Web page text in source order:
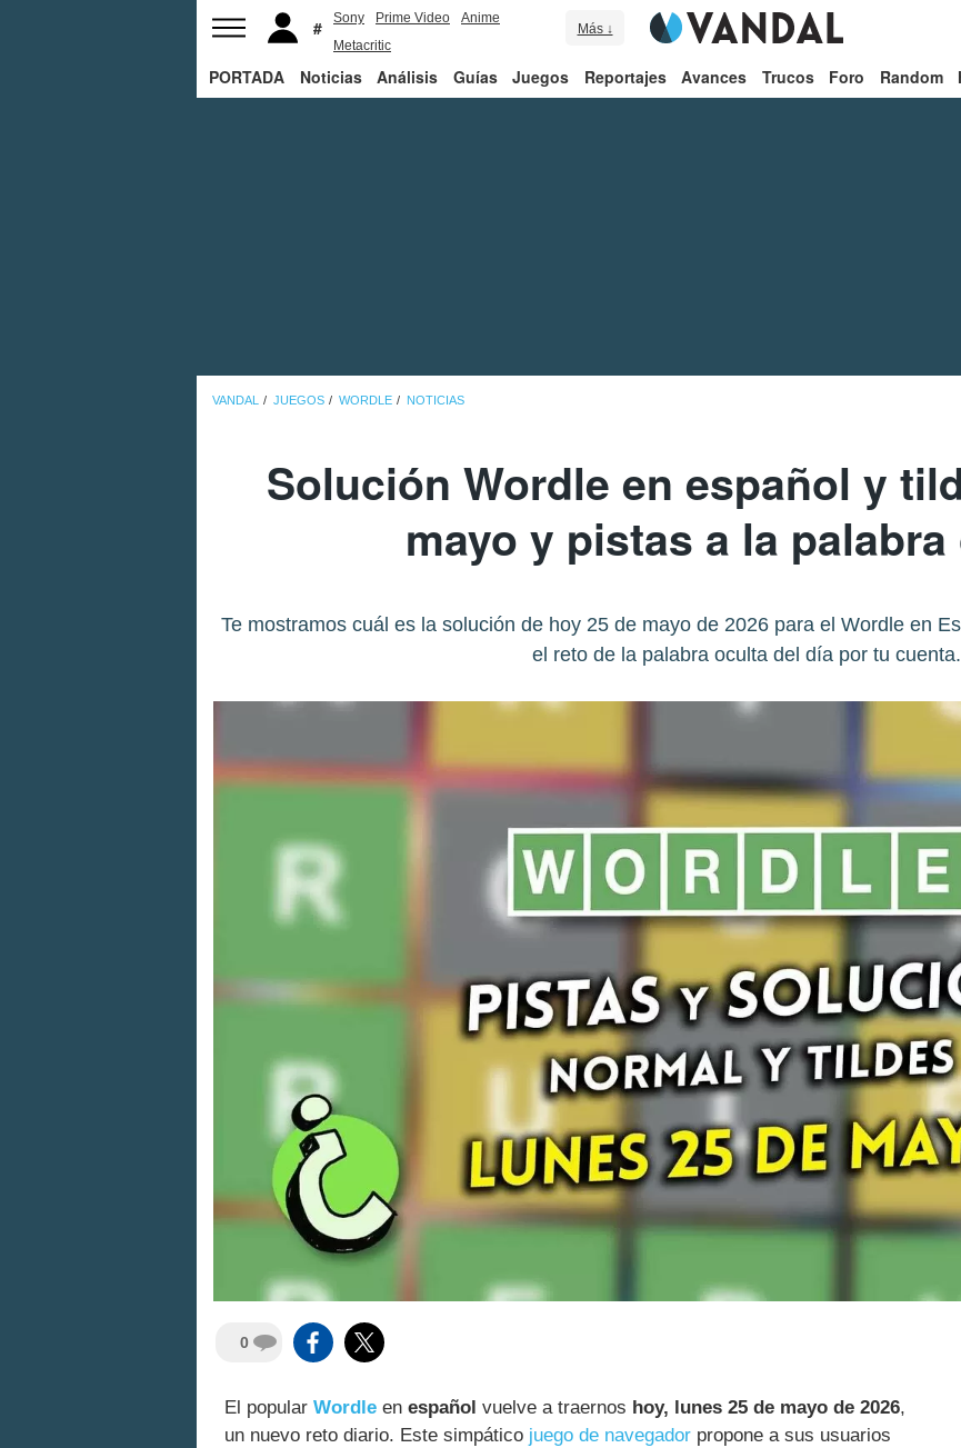
Sony Prime Video
Anime
Metacritic
Más ↓
PORTADA Noticias Análisis Guías Juegos Reportajes Avances Trucos Foro Random
VANDAL JUEGOS WORDLE NOTICIAS
Solución Wordle en español y
mayo y pistas a la
Te mostramos cuál es la solución de hoy 25 de mayo de 2026 para el Wordle en
el reto de la palabra oculta del día por tu cuenta.
0
El popular Wordle en español vuelve a traernos hoy, lunes 25 de mayo de 2026,
un nuevo reto diario. Este simpático juego de navegador propone a sus usuarios